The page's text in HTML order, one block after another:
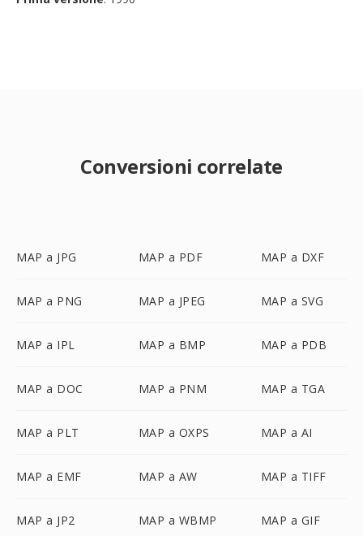
Conversioni correlate
MAP a JPG MAP a PDF MAP a DXF
MAP a PNG MAP a JPEG MAP a SVG
MAP a IPL MAP a BMP MAP a PDB
MAP a DOC MAP a PNM MAP a TGA
MAP a PLT MAP a OXPS MAP a AI
MAP a EMF MAP a AW MAP a TIFF
MAP a JP2 MAP a WBMP MAP a GIF